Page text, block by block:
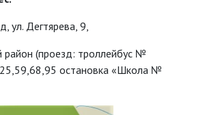
ул. Дегтярева, 9,
район (проезд: троллейбус №
остановка «Школа №